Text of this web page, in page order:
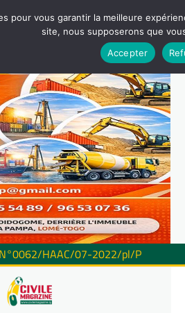
N°0062/HAAC/07-2022/pl/P
pour vous garantir la meilleure
site, nous supposerons que
Accepter